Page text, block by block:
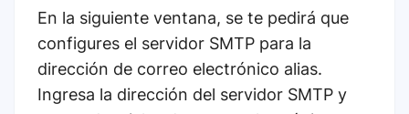
En la siguiente ventana, se te pedirá que
configures el servidor SMTP para la
dirección de correo electrónico alias.
Ingresa la dirección del servidor SMTP y